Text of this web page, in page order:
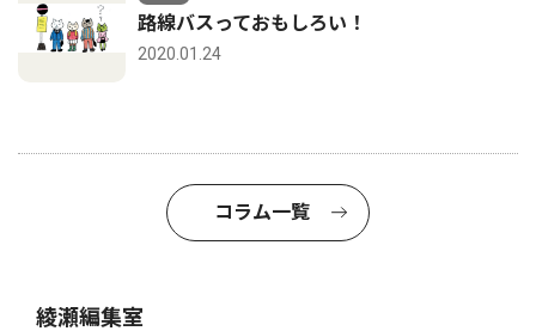
路線バスっておもしろい！
2020.01.24
コラム一覧
綾瀬編集室